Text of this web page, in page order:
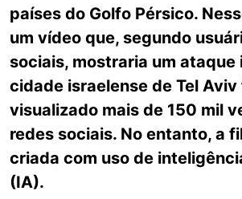
países do Golfo Pérsico.
um vídeo que, segundo
sociais, mostraria um ataque
cidade israelense de Tel Aviv
visualizado mais de 150 mil
redes sociais. No entanto, a
criada com uso de
(IA).